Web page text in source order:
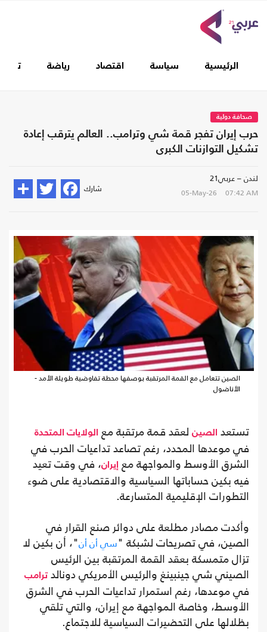
الرئيسية سياسة اقتصاد رياضة
صحافة دولية
حرب إيران تفجر قمة شي وترامب.. العالم يترقب إعادة
تشكيل التوازنات الكبرى
لندن – عربي21
05-May-26 07:42 AM شارك
الصين تتعامل مع القمة المرتقبة بوصفها محطة تفاوضية طويلة الأمد -
الأناضول
تستعد الصين لعقد قمة مرتقبة مع الولايات المتحدة
في موعدها المحدد، رغم تصاعد تداعيات الحرب في
الشرق الأوسط والمواجهة مع إيران، في وقت تعيد
فيه بكين حساباتها السياسية والاقتصادية على ضوء
التطورات الإقليمية المتسارعة.
وأكدت مصادر مطلعة على دوائر صنع القرار في
الصين، في تصريحات لشبكة "سي أن أن"، أن بكين لا
تزال متمسكة بعقد القمة المرتقبة بين الرئيس
الصيني شي جينبينغ والرئيس الأمريكي دونالدترامب
في موعدها، رغم استمرار تداعيات الحرب في الشرق
الأوسط، وخاصة المواجهة مع إيران، والتي تلقي
بظلالها على التحضيرات السياسية للاجتماع.